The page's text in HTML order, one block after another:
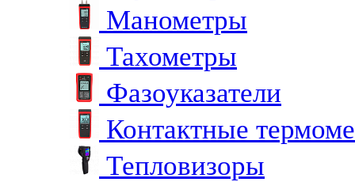
Манометры
Тахометры
Фазоуказатели
Контактные
Тепловизоры